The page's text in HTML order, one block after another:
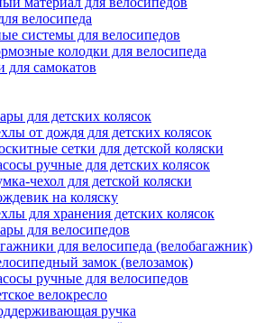
велосипеда
системы для велосипедов
колодки для велосипеда
для самокатов
для детских колясок
от дождя для детских колясок
сетки для детской коляски
ручные для детских колясок
чехол для детской коляски
на коляску
для хранения детских колясок
для велосипедов
для велосипеда (велобагажник)
замок (велозамок)
ручные для велосипедов
велокресло
ручка